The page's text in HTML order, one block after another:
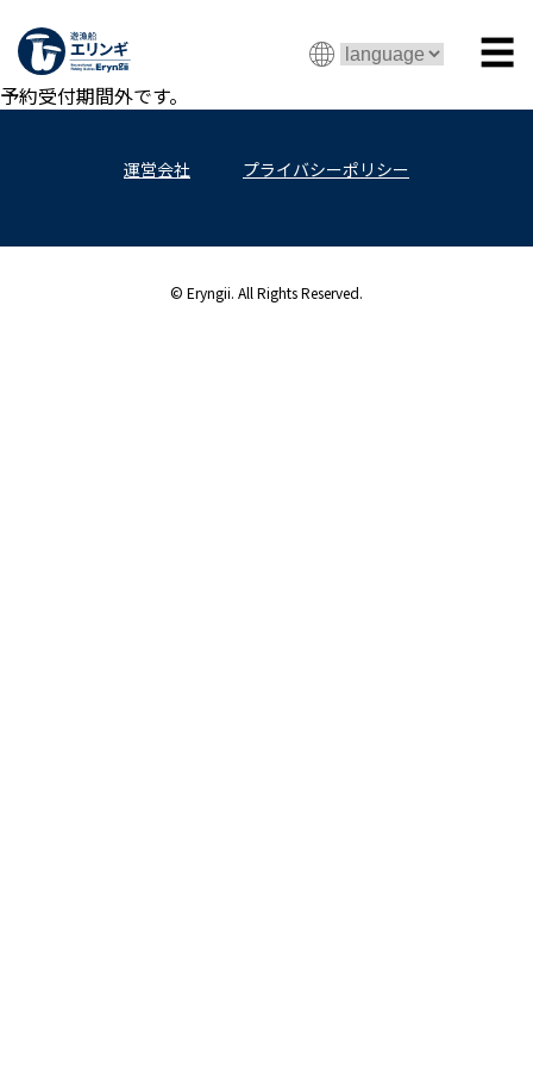
☰
予約受付期間外です。
運営会社 プライバシーポリシー
© Eryngii. All Rights Reserved.